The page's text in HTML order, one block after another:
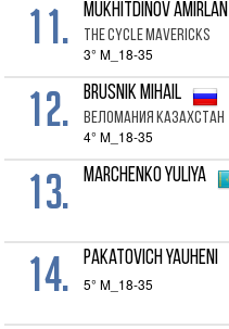
11. Mukhitdinov Amirlan
The Cycle Mavericks
3° M_18-35
12. Brusnik Mihail
Веломания Казахстан
4° M_18-35
13. Marchenko Yuliya
14. Pakatovich Yauheni
5° M_18-35